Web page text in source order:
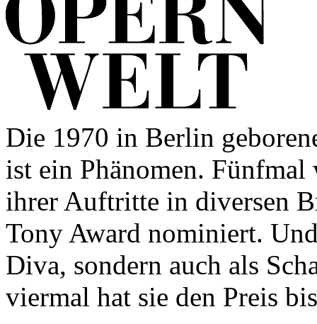
Die 1970 in Berlin
ist ein Phänomen. Fünfmal
ihrer Auftritte in diversen
Tony Award nominiert.
Diva, sondern auch als
viermal hat sie den Preis